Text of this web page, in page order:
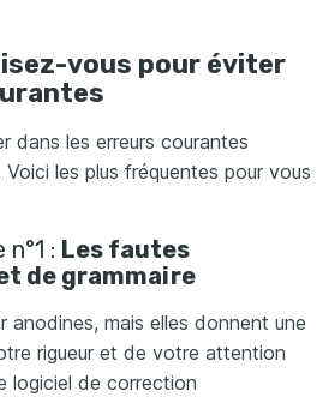
vous pour éviter
dans les erreurs courantes
Voici les plus fréquentes pour vous
: Les fautes
de grammaire
anodines, mais elles donnent une
rigueur et de votre attention
logiciel de correction